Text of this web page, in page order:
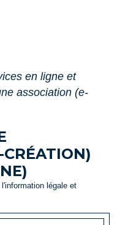
en ligne et
association (e-
légale et